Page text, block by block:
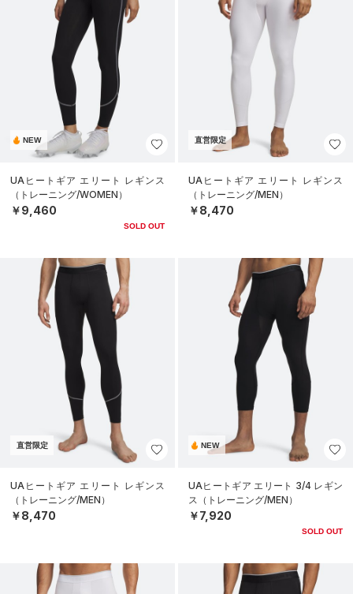
NEW
UAヒートギア エリート レギンス
（トレーニング/WOMEN）
￥9,460
SOLD OUT
直営限定
UAヒートギア エリート レギンス
（トレーニング/MEN）
￥8,470
直営限定
UAヒートギア エリート レギンス
（トレーニング/MEN）
￥8,470
NEW
UAヒートギア エリート 3/4 レギン
ス（トレーニング/MEN）
￥7,920
SOLD OUT